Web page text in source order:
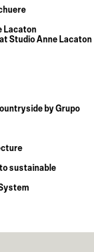
Lacaton
Studio Anne Lacaton
by Grupo
sustainable